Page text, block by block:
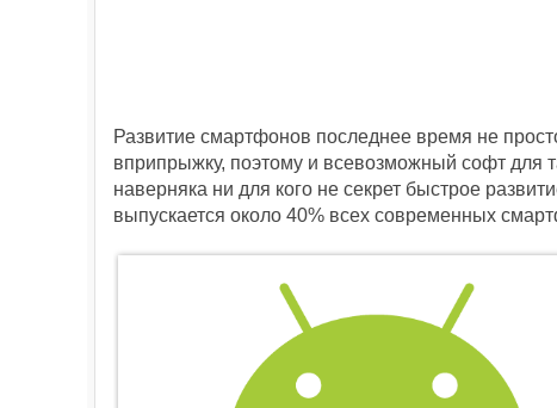
Развитие смартфонов последнее время не
вприпрыжку, поэтому и всевозможный софт для
наверняка ни для кого не секрет быстрое
выпускается около 40% всех современных